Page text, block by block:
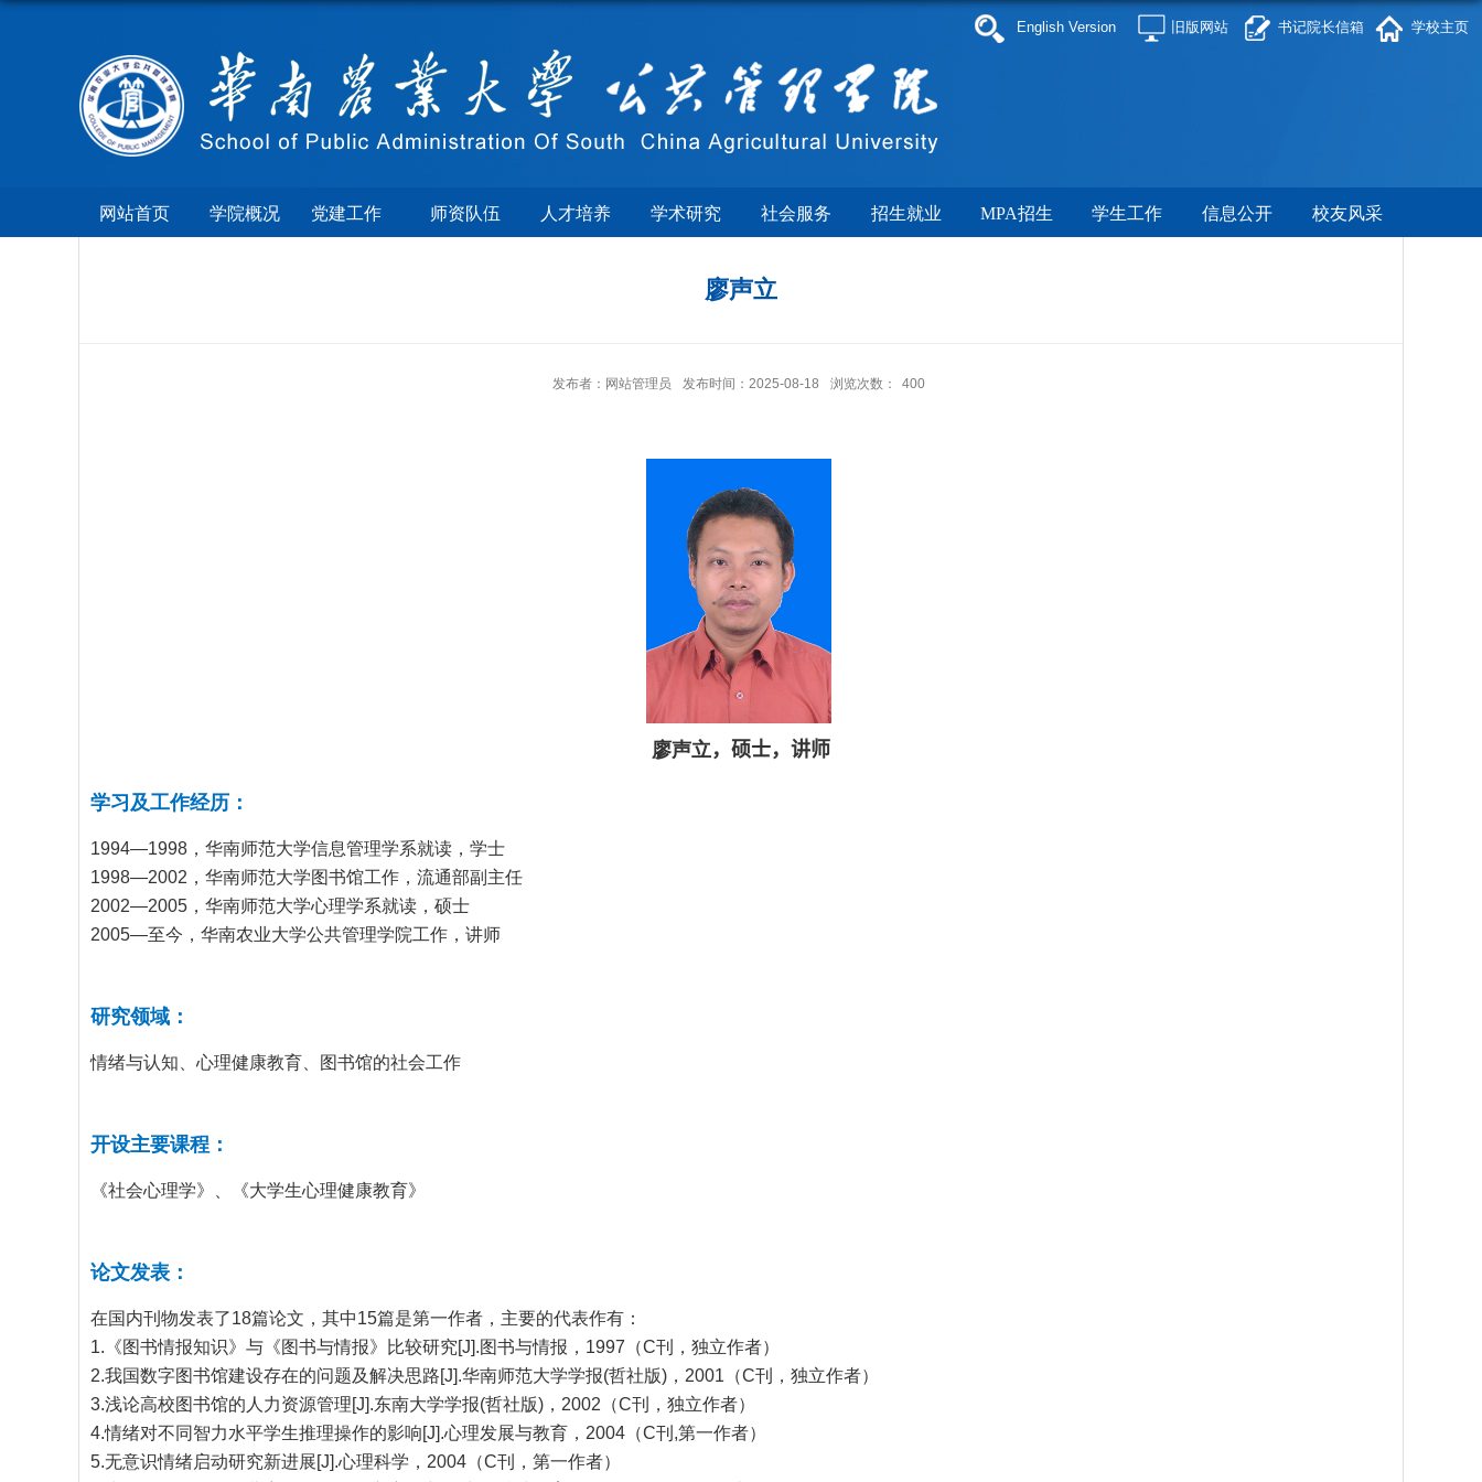
English Version 旧版网站 书记院长信箱 学校主页
网站首页 学院概况 党建工作 师资队伍 人才培养 学术研究 社会服务 招生就业 MPA招生 学生工作 信息公开 校友风采
廖声立
发布者：网站管理员 发布时间：2025-08-18 浏览次数： 400
廖声立， 硕士，讲师
学习及工作经历：
1994—1998 ，华南师范大学信息管理学系就读，学士
1998—2002 ，华南师范大学图书馆工作，流通部副主任
2002—2005 ，华南师范大学心理学系就读，硕士
2005—至今，华南农业大学公共管理学院工作，讲师
研究领域：
情绪与认知、心理健康教育、图书馆的社会工作
开设主要课程：
《社会心理学》、《大学生心理健康教育》
论文发表：
在国内刊物发表了18篇论文，其中15篇是第一作者，主要的代表作有：
1. 《图书情报知识》与《图书与情报》比较研究[J].图书与情报， 1997 （C刊，独立作者）
2.我国数字图书馆建设存在的问题及解决思路[J].华南师范大学学报(哲社版) ， 2001 （C刊，独立作者）
3.浅论高校图书馆的人力资源管理[J].东南大学学报(哲社版) ， 2002 （C刊，独立作者）
4.情绪对不同智力水平学生推理操作的影响[J].心理发展与教育， 2004 （C刊 ,第一作者）
5.无意识情绪启动研究新进展[J].心理科学， 2004 （C刊，第一作者）